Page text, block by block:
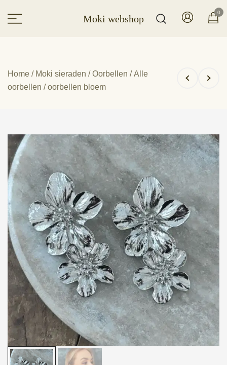
naar
Moki webshop
0
Home / Moki sieraden /Oorbellen /Alle
oorbellen / oorbellen bloem